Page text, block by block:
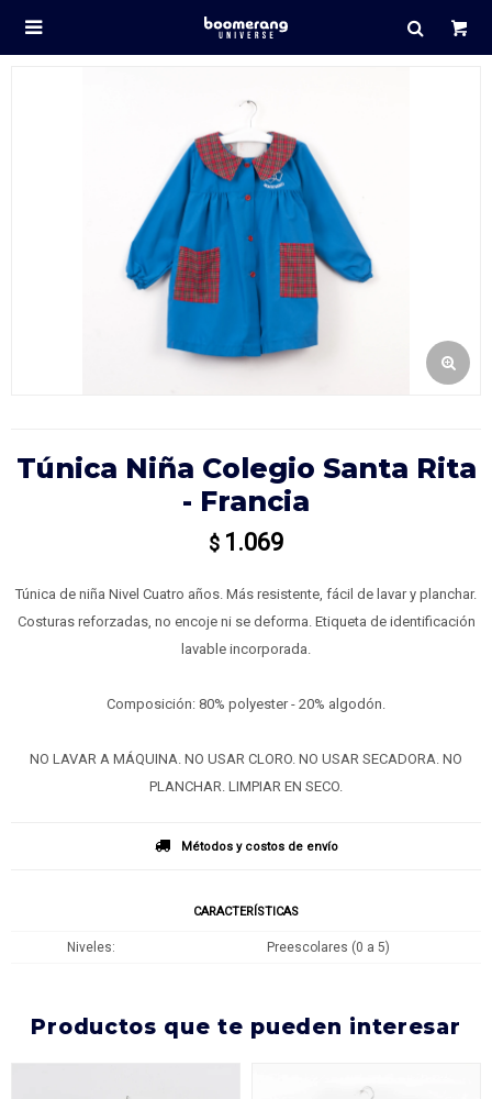

Túnica Niña Colegio Santa Rita
- Francia
$ 1.069
Túnica de niña Nivel Cuatro años. Más resistente, fácil de lavar y planchar.
Costuras reforzadas, no encoje ni se deforma. Etiqueta de identificación
lavable incorporada.
Composición: 80% polyester - 20% algodón.
NO LAVAR A MÁQUINA. NO USAR CLORO. NO USAR SECADORA. NO
PLANCHAR. LIMPIAR EN SECO.
Métodos y costos de envío
CARACTERÍSTICAS
Niveles Preescolares (0 a 5)
productos que te pueden interesar